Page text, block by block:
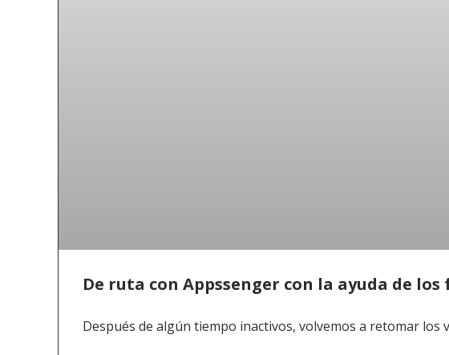
De ruta con Appssenger con la ayuda de los
Después de algún tiempo inactivos, volvemos a retomar